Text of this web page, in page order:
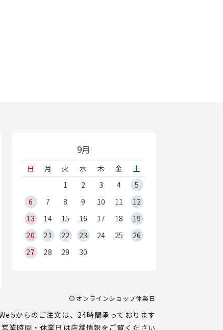
9月
日 月 火 水 木 金
土
1
2 3 4
5
6
7 8 9 10 11
12
13
14 15 16 17 18
19
20
21 22 23 24 25
26
27
28 29 30
オンラインショップ休業日
からのご注文は、24時間承っております
業時間・休業日は店舗情報をご覧ください